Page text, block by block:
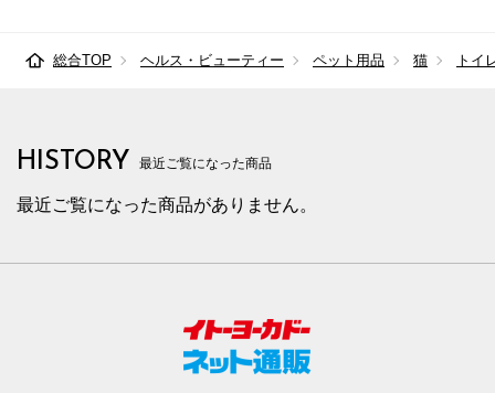
総合TOP ヘルス・ビューティー ペット用品 猫 トイ
HISTORY 最近ご覧になった商品
最近ご覧になった商品がありません。